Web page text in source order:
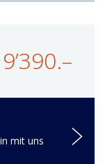
9’390.–
mit uns